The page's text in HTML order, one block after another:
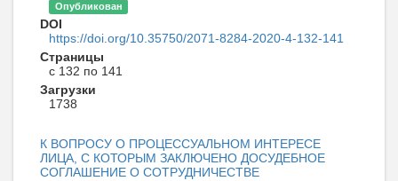
Опубликован
DOI
https://doi.org/10.35750/2071-8284-2020-4-132-141
Страницы
с 132 по 141
Загрузки
1738
К ВОПРОСУ О ПРОЦЕССУАЛЬНОМ ИНТЕРЕСЕ
ЛИЦА, С КОТОРЫМ ЗАКЛЮЧЕНО ДОСУДЕБНОЕ
СОГЛАШЕНИЕ О СОТРУДНИЧЕСТВЕ